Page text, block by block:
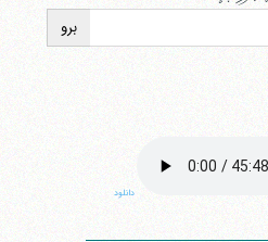
دانلود
37740015-